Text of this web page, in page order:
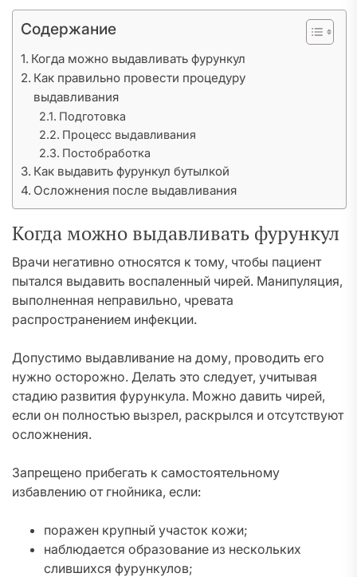
Содержание
Когда можно выдавливать фурункул
Как правильно провести процедуру
выдавливания
Подготовка
Процесс выдавливания
Постобработка
Как выдавить фурункул бутылкой
Осложнения после выдавливания
Когда можно выдавливать фурункул
Врачи негативно относятся к тому, чтобы пациент
пытался выдавить воспаленный чирей. Манипуляция,
выполненная неправильно, чревата
распространением инфекции.
Допустимо выдавливание на дому, проводить его
нужно осторожно. Делать это следует, учитывая
стадию развития фурункула. Можно давить чирей,
если он полностью вызрел, раскрылся и отсутствуют
осложнения.
Запрещено прибегать к самостоятельному
избавлению от гнойника, если:
поражен крупный участок кожи;
наблюдается образование из нескольких
слившихся фурункулов;